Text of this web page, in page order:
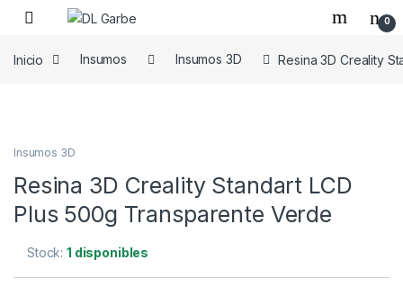
0
Inicio Insumos Insumos 3D Resina 3D Creality
Insumos 3D
Resina 3D Creality Standart LCD
Plus 500g Transparente Verde
Stock:1 disponibles